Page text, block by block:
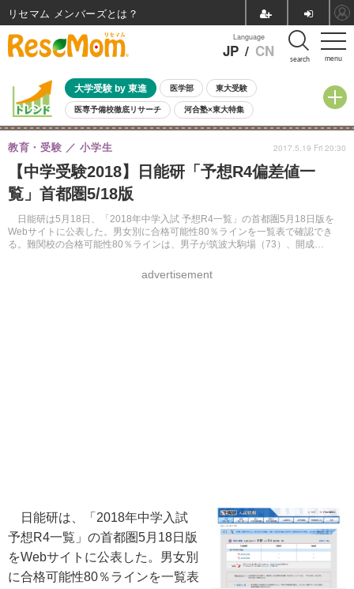
menu
Language
JP / CN search
大学受験 by 東進 医学部 東大受験
医専予備校徹底リサーチ 河合塾×東大特集
親子で考える大学選び 高校受験 中学受験 小学校受験
共通テスト 夏休み
8月開催イベント・WS 全国公立高校 過去問 人気記事
自由研究教材（小学生向け）
【中学受験2018】日能研「予想R4偏差値一
覧」首都圏5/18版
日能研は5月18日、「2018年中学入試 予想R4一覧」の首都圏5月18日版を
Webサイトに公表した。男女別に合格可能性80％ラインを一覧表で確認でき
る。難関校の合格可能性80％ラインは、男子が筑波大駒場（73）、開成
教育・受験 小学生
advertisement
2017.5.19 Fri 20:30
日能研は、「2018年中学入試
予想R4一覧」の首都圏5月18日版
をWebサイトに公表した。男女別
に合格可能性80％ラインを一覧表
リセマム メンバーズ